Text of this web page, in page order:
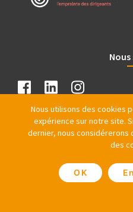
Nous utilisons des cookies
expérience sur notre site.
dernier, nous considérerons
des
OK